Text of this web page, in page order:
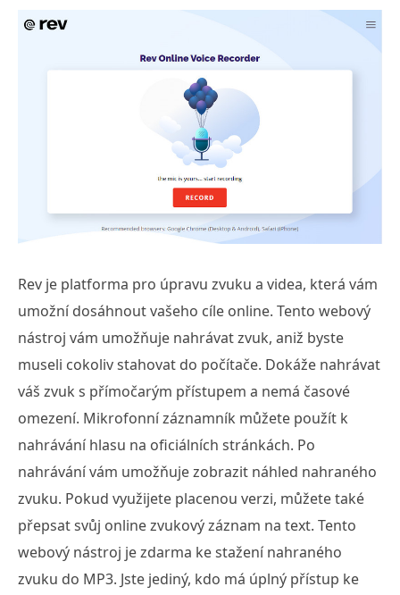
Rev je platforma pro úpravu zvuku a videa, která vám
umožní dosáhnout vašeho cíle online. Tento webový
nástroj vám umožňuje nahrávat zvuk, aniž byste
museli cokoliv stahovat do počítače. Dokáže nahrávat
váš zvuk s přímočarým přístupem a nemá časové
omezení. Mikrofonní záznamník můžete použít k
nahrávání hlasu na oficiálních stránkách. Po
nahrávání vám umožňuje zobrazit náhled nahraného
zvuku. Pokud využijete placenou verzi, můžete také
přepsat svůj online zvukový záznam na text. Tento
webový nástroj je zdarma ke stažení nahraného
zvuku do MP3. Jste jediný, kdo má úplný přístup ke